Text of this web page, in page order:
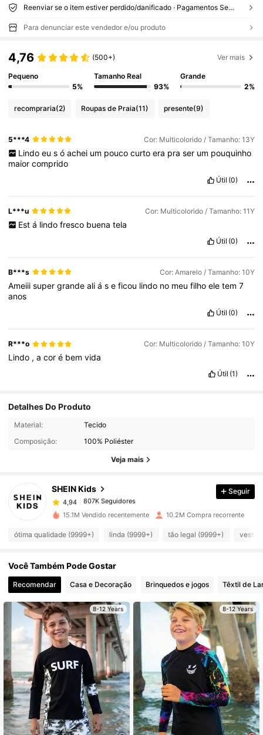
Reenviar se o item estiver perdido/danificado · Pagamentos Seguros · Proteção de privacidade
Para denunciar este vendedor e/ou produto
4,76 (500+) Ver mais
Pequeno
5%
Tamanho Real
93%
Grande
2%
recompraria(2) Roupas de Praia(11) presente(9)
5***4 Cor: Multicolorido / Tamanho: 13Y
Lindo eu s ó achei um pouco curto era pra ser um pouquinho
maiorcomprido
Útil (0)
L***u Cor: Multicolorido / Tamanho: 11Y
Est á lindo fresco buena tela
Útil (0)
B***s Cor: Amarelo / Tamanho: 10Y
Ameiiisupergrandealiáseficou lindo no meufilhoeletem7
anos
Útil (0)
R***o Cor: Multicolorido / Tamanho: 10Y
Lindo ,acoré bemvida
Útil (1)
Detalhes Do Produto
Material:
Tecido
Composição:
100% Poliéster
Veja mais
SHEIN Kids
807K Seguidores
807K Seguidores
4,94
807K Seguidores
5***9
4,94 807K Seguidores
4,94 807K Seguidores
4,94 807K Seguidores
4,94 807K Seguidores
807K Seguidores
4,94 807K Seguidores
Seguir
15.1M Vendido recentemente 10.2M Compra recorrente
ótima qualidade (9999+) linda (9999+) tão legal (9999+) veste
Você Também Pode Gostar
Recomendar Casa e Decoração Brinquedos e jogos Têxtil de
8-12 Years 8-12 Years